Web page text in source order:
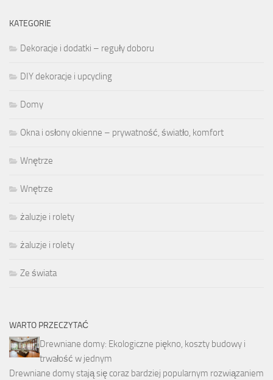
KATEGORIE
Dekoracje i dodatki – reguły doboru
DIY dekoracje i upcycling
Domy
Okna i osłony okienne – prywatność, światło, komfort
Wnętrze
Wnętrze
żaluzje i rolety
żaluzje i rolety
Ze świata
WARTO PRZECZYTAĆ
Drewniane domy: Ekologiczne piękno, koszty budowy i
trwałość w jednym
Drewniane domy stają się coraz bardziej popularnym rozwiązaniem